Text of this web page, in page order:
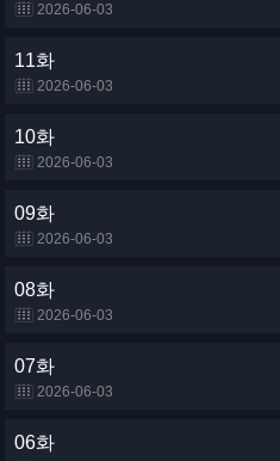
2026-06-03
11화
2026-06-03
10화
2026-06-03
09화
2026-06-03
08화
2026-06-03
07화
2026-06-03
06화